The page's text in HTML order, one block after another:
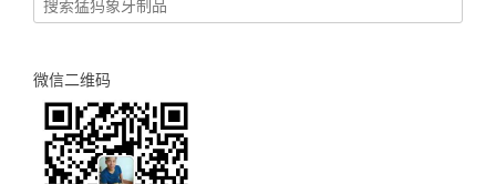
微信二维码